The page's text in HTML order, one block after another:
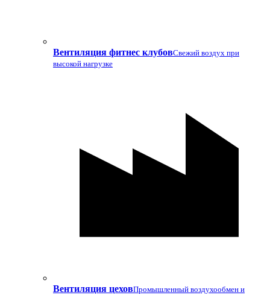
Вентиляция фитнес клубовСвежий воздух при
высокой нагрузке
Вентиляция цеховПромышленный воздухообмен и